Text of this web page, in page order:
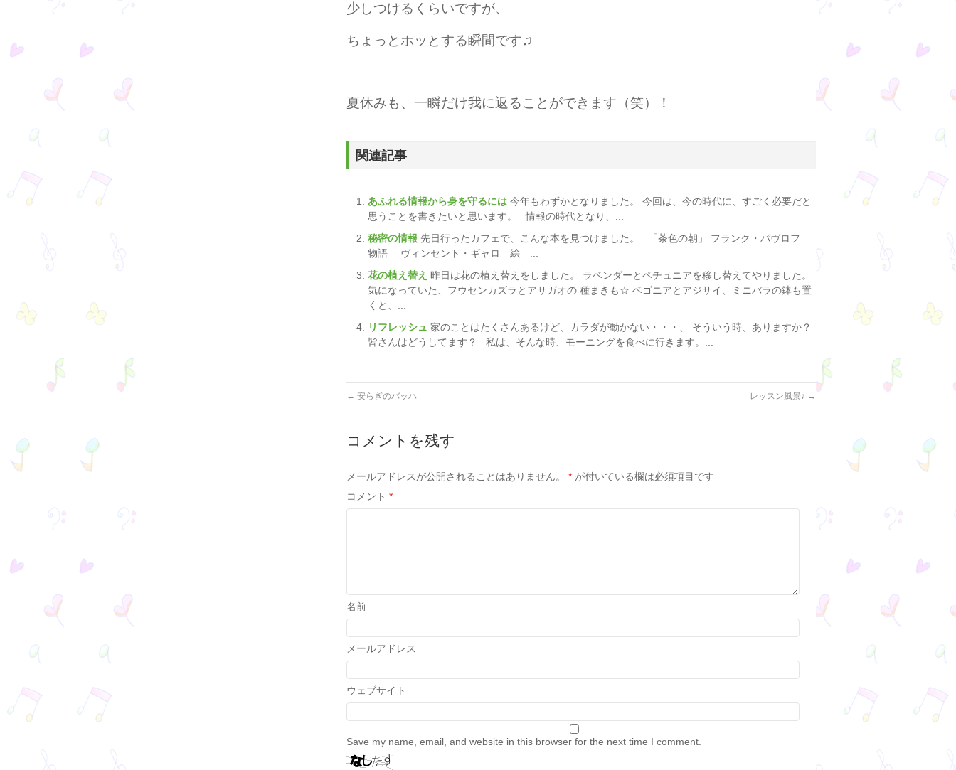
少しつけるくらいですが、
ちょっとホッとする瞬間です♫
夏休みも 、一瞬だけ我に返ることができます（笑）！
関連記事
あふれる情報から身を守るには 今年もわずかとなりました。 今回は、今の時代に、すごく必要だと
思うことを書きたいと思います。 情報の時代となり、...
秘密の情報 先日行ったカフェで、こんな本を見つけました。 「茶色の朝」 フランク・パヴロフ
物語 ヴィンセント・ギャロ 絵 ...
花の植え替え 昨日は花の植え替えをしました。 ラベンダーとペチュニアを移し替えてやりました。
気になっていた、フウセンカズラとアサガオの 種まきも☆ ベゴニアとアジサイ、ミニバラの鉢も置
くと、...
リフレッシュ 家のことはたくさんあるけど、カラダが動かない・・・、 そういう時、ありますか？
皆さんはどうしてます？ 私は、そんな時、モーニングを食べに行きます。...
← 安らぎのバッハ レッスン風景♪ →
コメントを残す
メールアドレスが公開されることはありません。 * が付いている欄は必須項目です
コメント *
名前
メールアドレス
ウェブサイト
Save my name, email, and website in this browser for the next time I comment.